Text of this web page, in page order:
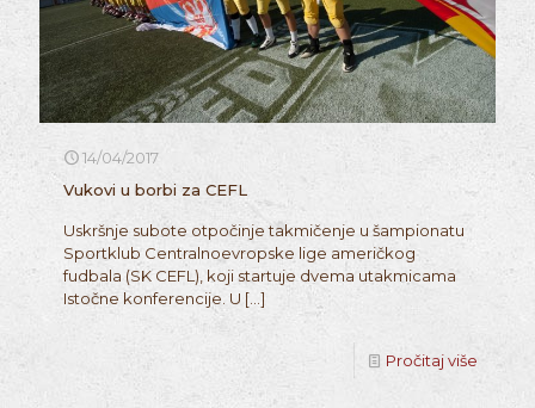
14/04/2017
Vukovi u borbi za CEFL
Uskršnje subote otpočinje takmičenje u šampionatu
Sportklub Centralnoevropske lige američkog
fudbala (SK CEFL), koji startuje dvema utakmicama
Istočne konferencije. U […]
Pročitaj više